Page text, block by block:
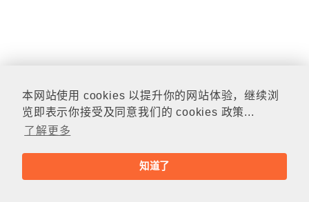
本网站使用 cookies 以提升你的网站体验，继续浏
览即表示你接受及同意我们的 cookies 政策...
了解更多
知道了